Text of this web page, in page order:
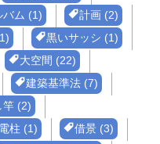
バム (1)
計画 (2)
黒いサッシ (1)
大空間 (22)
建築基準法 (7)
竿 (2)
電柱 (1)
借景 (3)